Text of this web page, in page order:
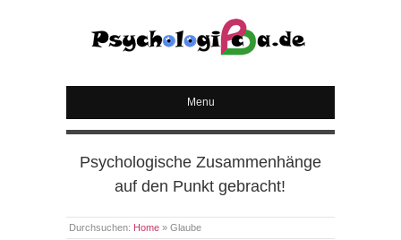
PSYCHOLOGICA
Menu
Psychologische Zusammenhänge
auf den Punkt gebracht!
Durchsuchen: Home » Glaube